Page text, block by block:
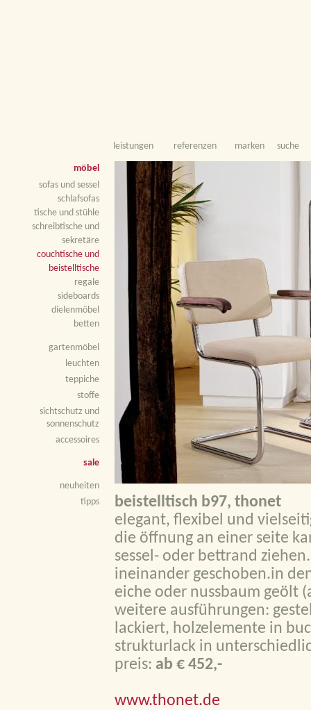
leistungen referenzen marken suche
möbel
sofas und sessel
schlafsofas
tische und stühle
schreibtische und
sekretäre
couchtische und
beistelltische
regale
sideboards
dielenmöbel
betten
gartenmöbel
leuchten
teppiche
stoffe
sichtschutz und
sonnenschutz
accessoires
sale
neuheiten
tipps
beistelltisch b97, thonet
elegant, flexibel und
die öffnung an einer seite
sessel- oder bettrand
ineinander geschoben.in
eiche oder nussbaum geölt
weitere ausführungen:
lackiert, holzelemente in
strukturlack in
preis: ab € 452,-
www.thonet.de